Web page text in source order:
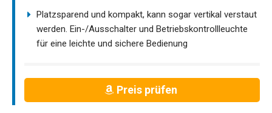
Platzsparend und kompakt, kann sogar vertikal verstaut
werden. Ein-/Ausschalter und Betriebskontrollleuchte
für eine leichte und sichere Bedienung
Preis prüfen